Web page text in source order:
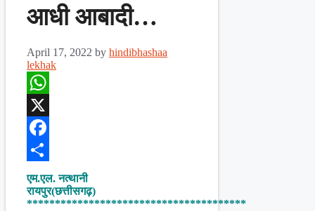
आधी आबादी…
April 17, 2022 by hindibhashaa
lekhak
WhatsApp
X
Facebook
Share
एम.एल. नत्थानी
रायपुर(छत्तीसगढ़)
***************************************